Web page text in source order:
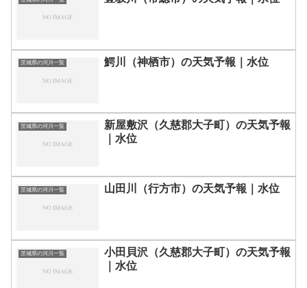
茨城県の河川一覧 鰐川（神栖市）の天気予報｜水位
茨城県の河川一覧
新屋敷沢（久慈郡大子町）の天気予報
｜水位
茨城県の河川一覧 山田川（行方市）の天気予報｜水位
茨城県の河川一覧
小田貝沢（久慈郡大子町）の天気予報
｜水位